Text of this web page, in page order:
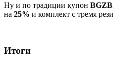
Ну и по традиции купон
на 25% и комплект с тремя
Итоги